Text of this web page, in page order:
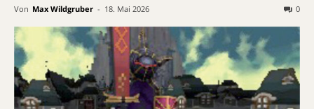
Von Max Wildgruber - 18. Mai 2026 0